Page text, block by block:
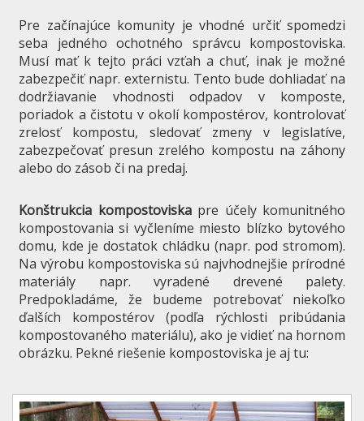
Pre začínajúce komunity je vhodné určiť spomedzi
seba jedného ochotného správcu kompostoviska.
Musí mať k tejto práci vzťah a chuť, inak je možné
zabezpečiť napr. externistu. Tento bude dohliadať na
dodržiavanie vhodnosti odpadov v komposte,
poriadok a čistotu v okolí kompostérov, kontrolovať
zrelosť kompostu, sledovať zmeny v legislatíve,
zabezpečovať presun zrelého kompostu na záhony
alebo do zásob či na predaj.
Konštrukcia kompostoviskapre účely komunitného
kompostovania si vyčleníme miesto blízko bytového
domu, kde je dostatok chládku (napr. pod stromom).
Na výrobu kompostoviska sú najvhodnejšie prírodné
materiály napr. vyradené drevené palety.
Predpokladáme, že budeme potrebovať niekoľko
ďalších kompostérov (podľa rýchlosti pribúdania
kompostovaného materiálu), ako je vidieť na hornom
obrázku. Pekné riešenie kompostoviska je aj tu: